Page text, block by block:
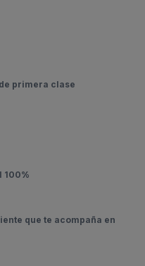
primera clase
100%
que te acompaña en